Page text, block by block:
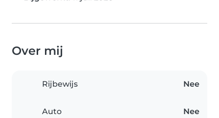
Over mij
Rijbewijs Nee
Auto Nee